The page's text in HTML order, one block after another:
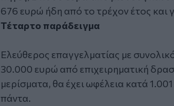
676 ευρώ ήδη από το τρέχον έτος και
Τέταρτο παράδειγμα
Ελεύθερος επαγγελματίας με
30.000 ευρώ από επιχειρηματική
μερίσματα, θα έχει ωφέλεια κατά
πάντα.